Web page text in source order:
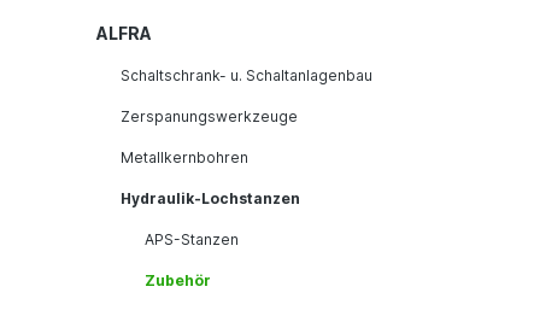
ALFRA
Schaltschrank- u. Schaltanlagenbau
Zerspanungswerkzeuge
Metallkernbohren
Hydraulik-Lochstanzen
APS-Stanzen
Zubehör